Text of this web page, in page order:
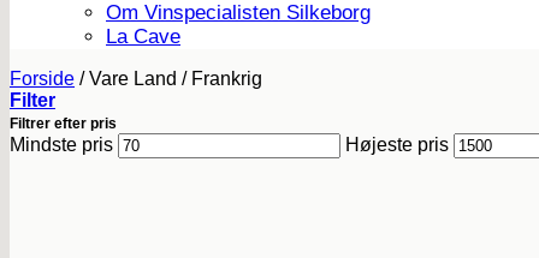
Om Vinspecialisten Silkeborg
La Cave
Forside /Vare Land /Frankrig
Filter
Filtrer efter pris
Mindste pris Højeste pris